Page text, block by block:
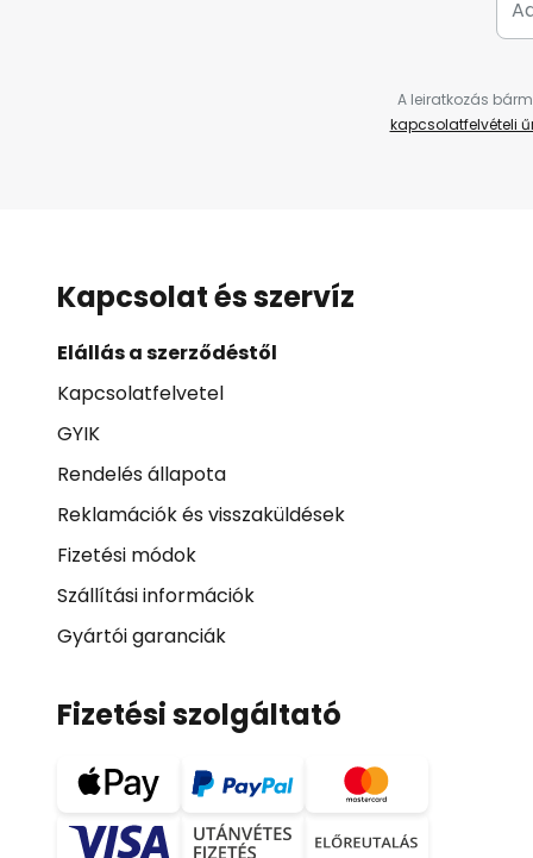
A leiratkozás
kapcsolatfelvételi
Kapcsolat és szervíz
Elállás a szerződéstől
Kapcsolatfelvetel
GYIK
Rendelés állapota
Reklamációk és visszaküldések
Fizetési módok
Szállítási információk
Gyártói garanciák
Fizetési szolgáltató